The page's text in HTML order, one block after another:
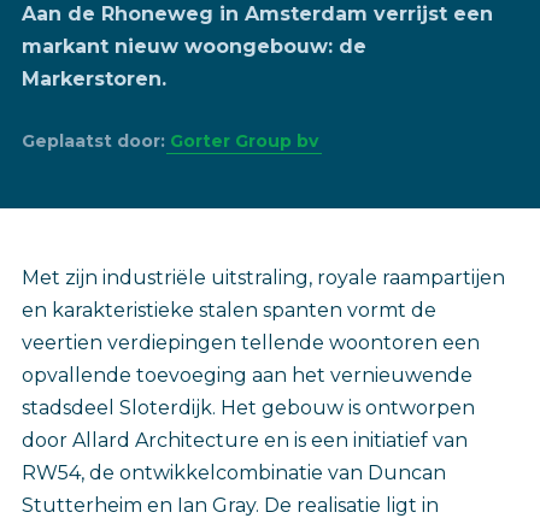
Aan de Rhoneweg in Amsterdam verrijst een
markant nieuw woongebouw: de
Markerstoren.
Geplaatst door: Gorter Group bv
Met zijn industriële uitstraling, royale raampartijen
en karakteristieke stalen spanten vormt de
veertien verdiepingen tellende woontoren een
opvallende toevoeging aan het vernieuwende
stadsdeel Sloterdijk. Het gebouw is ontworpen
door Allard Architecture en is een initiatief van
RW54, de ontwikkelcombinatie van Duncan
Stutterheim en Ian Gray. De realisatie ligt in